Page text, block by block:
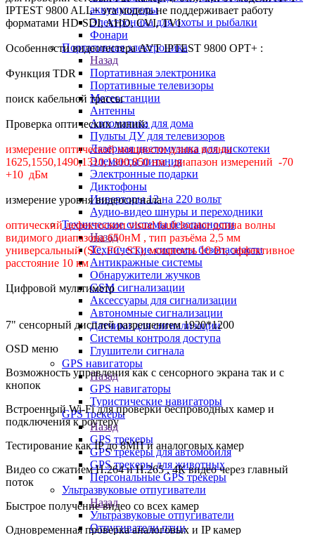
аккумуляторы
Электроника для охоты и рыбалки
Фонари
Портативная электроника
Назад
Портативная электроника
Портативные телевизоры
Метеостанции
Антенны
Автоматика для дома
Пульты ДУ для телевизоров
Лазерная цветомузыка для дискотеки
Элементы питания
Электронные подарки
Диктофоны
Инверторы 12 на 220 вольт
Аудио-видео шнуры и переходники
Технические системы безопасности
Назад
Технические системы безопасности
Антикражные системы
Обнаружители жучков
GSM сигнализации
Аксессуары для сигнализации
Автономные сигнализации
Датчики для сигнализации
Системы контроля доступа
Глушители сигнала
GPS навигаторы
Назад
GPS навигаторы
Туристические навигаторы
GPS трекеры
Назад
GPS трекеры
GPS трекеры для автомобиля
GPS трекеры для животных
Персональные GPS трекеры
Ультразвуковые отпугиватели
Назад
Ультразвуковые отпугиватели
Отпугиватели птиц
IPTEST 9800 ALL+ эта модель не поддерживает работу
форматами HD-SDI, AHD, CVI, TVI
Особенности видеотестера AVT IPTEST 9800 OPT+ :
Функция TDR
поиск кабельной трассы
Проверка оптических линий:
измерение оптической мощности длина волны
1625,1550,1490,1310,1300,850 нм , диапазон измерений -70
+10 дБм
измерение уровня видеосигнала
оптический дефектоскоп visual fault locator длина волны
видимого диапазона 650нМ , тип разъёма 2,5 мм
универсальный (SC, FC, ST), мощность 10 Вт, эффективное
расстояние 10 км
Цифровой мультиметр
7" сенсорный дисплей разрешением 1920*1200
OSD меню
Возможность управления как с сенсорного экрана так и с
кнопок
Встроенный Wi-Fi для проверки беспроводных камер и
подключения к роутеру
Тестирование как IP до 8МП и аналоговых камер
Видео со сжатием H.264 и H.265 , 4К видео через главный
поток
Быстрое получение видео со всех камер
Одновременная проверка аналоговых и IP камер